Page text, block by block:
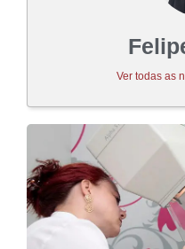
Ver todas as